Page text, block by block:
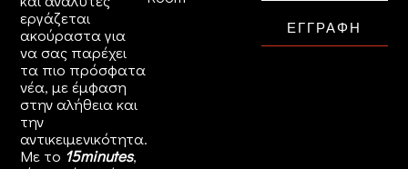
εργάζεται
ακούραστα για
να σας παρέχει
τα πιο πρόσφατα
νέα, με έμφαση
στην αλήθεια και
την
αντικειμενικότητα.
Με το 15minutes,
ΕΓΓΡΑΦΗ